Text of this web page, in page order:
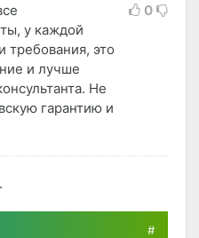
у каждой
требования, это
и лучше
Не
гарантию и
0
#